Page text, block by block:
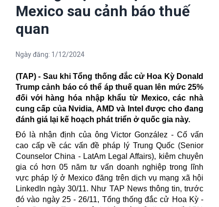
Mexico sau cảnh báo thuế
quan
Ngày đăng: 1/12/2024
(TAP) - Sau khi Tổng thống đắc cử Hoa Kỳ Donald
Trump cảnh báo có thể áp thuế quan lên mức 25%
đối với hàng hóa nhập khẩu từ Mexico, các nhà
cung cấp của Nvidia, AMDvà Intel được cho đang
đánh giá lại kế hoạch phát triển ở quốc gia này.
Đó là nhận định của ông Victor González - Cố vấn
cao cấp về các vấn đề pháp lý Trung Quốc (Senior
Counselor China - LatAm Legal Affairs), kiêm chuyên
gia có hơn 05 năm tư vấn doanh nghiệp trong lĩnh
vực pháp lý ở Mexico đăng trên dịch vụ mạng xã hội
LinkedIn ngày 30/11. Như TAP News thông tin, trước
đó vào ngày 25 - 26/11, Tổng thống đắc cử Hoa Kỳ -